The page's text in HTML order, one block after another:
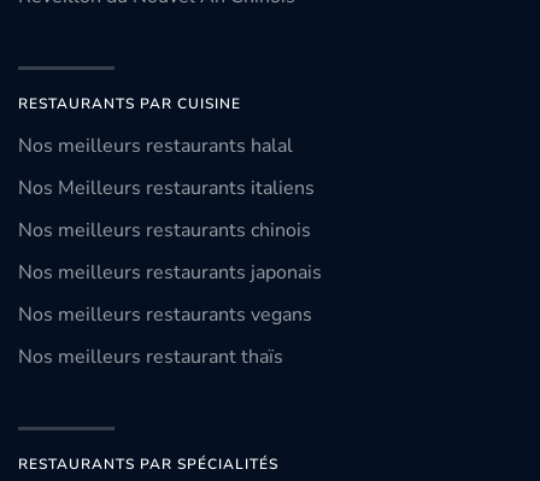
RESTAURANTS PAR CUISINE
Nos meilleurs restaurants halal
Nos Meilleurs restaurants italiens
Nos meilleurs restaurants chinois
Nos meilleurs restaurants japonais
Nos meilleurs restaurants vegans
Nos meilleurs restaurant thaïs
RESTAURANTS PAR SPÉCIALITÉS